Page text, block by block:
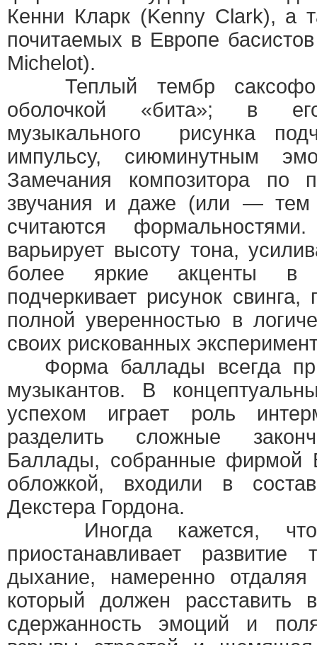
Кенни Кларк (Kenny Clark), а
почитаемых в Европе
Michelot).
Теплый тембр
оболочкой «бита»; в
музыкального рисунка
импульсу, сиюминутным
Замечания композитора по
звучания и даже (или — тем
считаются
варьирует высоту тона,
более яркие акценты в
подчеркивает рисунок
полной уверенностью в
своих рискованных
Форма баллады всегда
музыкантов. В
успехом играет роль
разделить сложные
Баллады, собранные фирмой
обложкой, входили в
Декстера Гордона.
Иногда кажется,
приостанавливает развитие
дыхание, намеренно
который должен
сдержанность эмоций и